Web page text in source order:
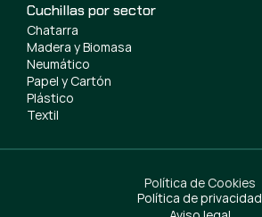
Cuchillas por sector
Chatarra
Madera y Biomasa
Neumático
Papel y Cartón
Plástico
Textil
Política de Cookies
Política de privacidad